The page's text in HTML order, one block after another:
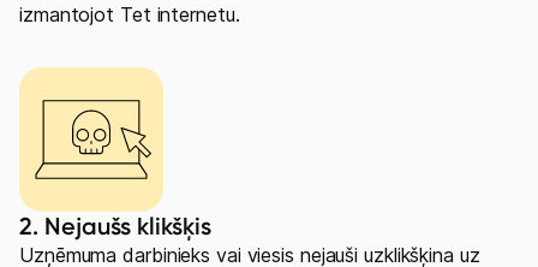
izmantojot Tet internetu.
2. Nejaušs klikšķis
Uzņēmuma darbinieks vai viesis nejauši uzklikšķina uz